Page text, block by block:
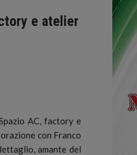
e atelier
AC, factory e
con Franco
amante del